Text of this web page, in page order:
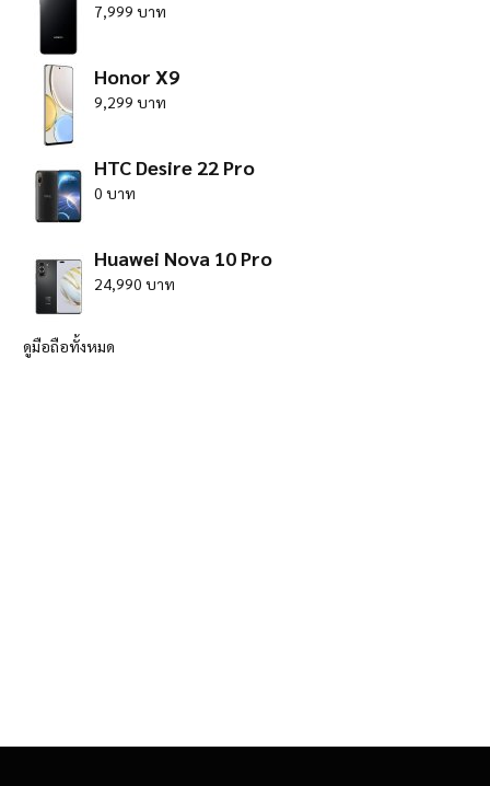
7,999 บาท
Honor X9
9,299 บาท
HTC Desire 22 Pro
0 บาท
Huawei Nova 10 Pro
24,990 บาท
ดูมือถือทั้งหมด